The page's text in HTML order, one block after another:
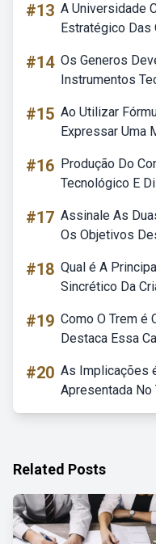
#13 A Universidade
Estratégico Das
#14 Os Generos
Instrumentos
#15 Ao Utilizar
Expressar Uma
#16 Produção Do
Tecnológico E
#17 Assinale As
Os Objetivos
#18 Qual é A
Sincrético Da
#19 Como O Trem é
Destaca Essa
#20 As Implicações
Apresentada
Related Posts